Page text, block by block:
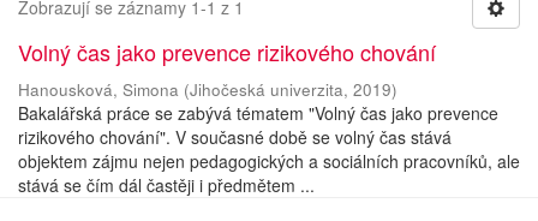
Zobrazují se záznamy 1-1 z 1
Volný čas jako prevence rizikového chování
Hanousková, Simona (Jihočeská univerzita, 2019)
Bakalářská práce se zabývá tématem "Volný čas jako prevence
rizikového chování". V současné době se volný čas stává
objektem zájmu nejen pedagogických a sociálních pracovníků, ale
stává se čím dál častěji i předmětem ...